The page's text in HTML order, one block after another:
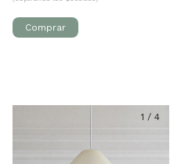
1 / 4